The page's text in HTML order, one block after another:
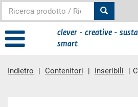
clever - creative -
smart
Indietro Contenitori Inseribili